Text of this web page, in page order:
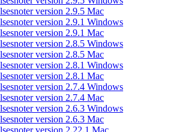
version 2.9.5 Mac
version 2.9.1 Windows
version 2.9.1 Mac
version 2.8.5 Windows
version 2.8.5 Mac
version 2.8.1 Windows
version 2.8.1 Mac
version 2.7.4 Windows
version 2.7.4 Mac
version 2.6.3 Windows
version 2.6.3 Mac
version 2.22.1 Mac